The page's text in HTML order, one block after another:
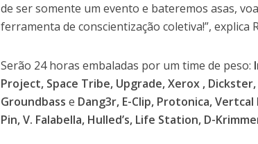
de ser somente um evento e bateremos asas,
ferramenta de conscientização coletiva!”,
Serão 24 horas embaladas por um time de peso:
Project, Space Tribe, Upgrade, Xerox ,
Groundbass e Dang3r, E-Clip, Protonica,
Pin, V. Falabella, Hulled’s, Life Station, D-